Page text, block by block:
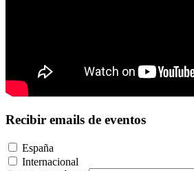
Recibir emails de eventos
España
Internacional